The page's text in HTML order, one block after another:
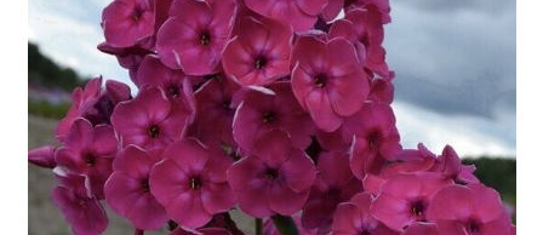
Каталог растений
Доставка и оплата
Мой аккаунт
Регистрация